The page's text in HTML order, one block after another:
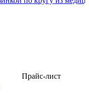
Прайс-лист